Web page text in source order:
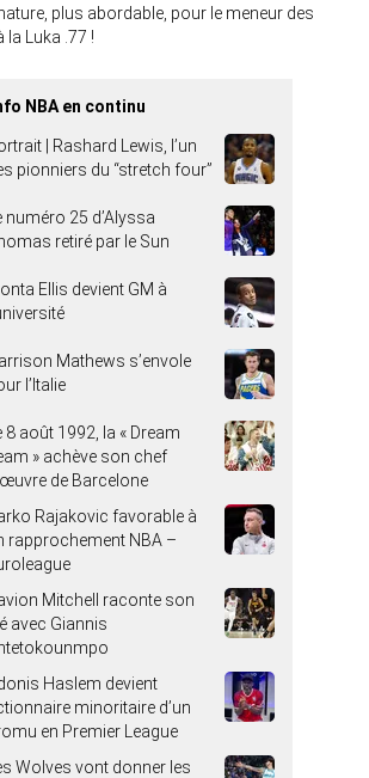
plus abordable, pour le meneur des
la Luka .77 !
NBA en continu
| Rashard Lewis, l’un
pionniers du “stretch four”
numéro 25 d’Alyssa
retiré par le Sun
Ellis devient GM à
Mathews s’envole
l’Italie
8 août 1992, la « Dream
» achève son chef
de Barcelone
Rajakovic favorable à
rapprochement NBA –
Mitchell raconte son
avec Giannis
Haslem devient
minoritaire d’un
en Premier League
Wolves vont donner les